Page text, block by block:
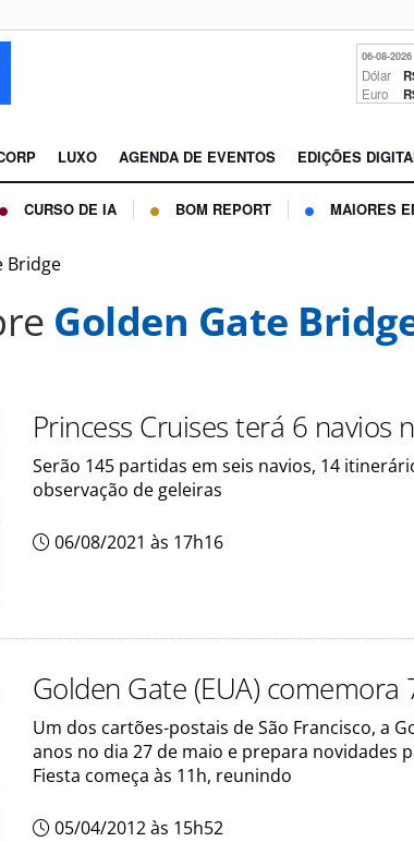
06-08-2026
Dólar
Euro
LUXO AGENDA DE EVENTOS EDIÇÕES
CURSO DE IA BOM REPORT MAIORES
Bridge
Golden Gate
Princess Cruises terá 6 navios
Serão 145 partidas em seis navios, 14
observação de geleiras
06/08/2021 às 17h16
Golden Gate (EUA) comemora
Um dos cartões-postais de São Francisco, a
anos no dia 27 de maio e prepara novidades
Fiesta começa às 11h, reunindo
05/04/2012 às 15h52